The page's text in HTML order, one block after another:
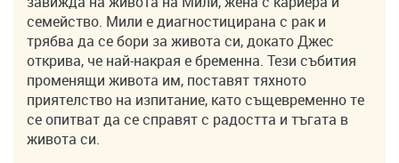
семейство. Мили е диагностицирана с рак и
трябва да се бори за живота си, докато Джес
открива, че най-накрая е бременна. Тези събития
променящи живота им, поставят тяхното
приятелство на изпитание, като същевременно те
се опитват да се справят с радостта и тъгата в
живота си.